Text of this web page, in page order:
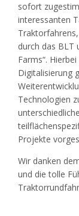
sofort
interessanten
durch das BLT
Farms“.
Digitalisierung
Technologien
Projekte
Wir danken
und die tolle